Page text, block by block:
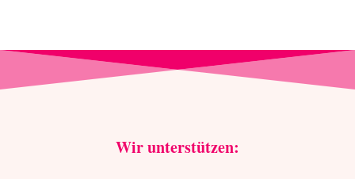
Wir unterstützen: